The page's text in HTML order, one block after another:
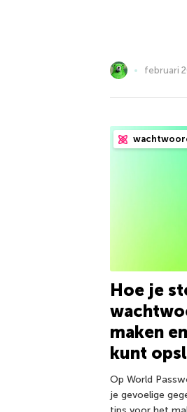
februari
Hoe je
maken
kunt
Op World
je gevoelige